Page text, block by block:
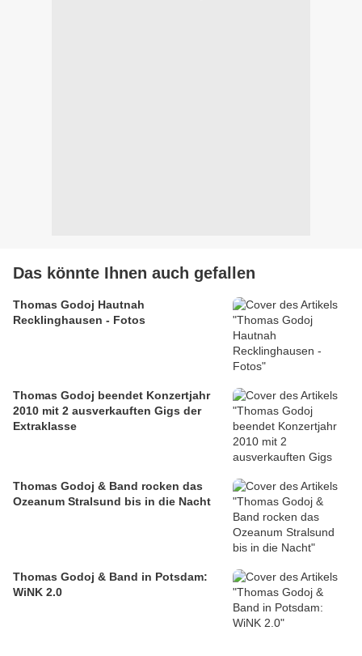
Das könnte Ihnen auch gefallen
Thomas Godoj Hautnah
Recklinghausen - Fotos
Thomas Godoj beendet Konzertjahr
2010 mit 2 ausverkauften Gigs der
Extraklasse
Thomas Godoj & Band rocken das
Ozeanum Stralsund bis in die Nacht
Thomas Godoj & Band in Potsdam:
WiNK 2.0